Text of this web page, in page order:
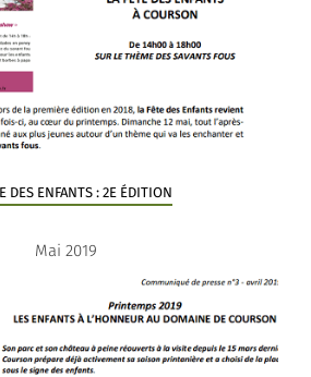
DES ENFANTS : 2E ÉDITION
Mai 2019